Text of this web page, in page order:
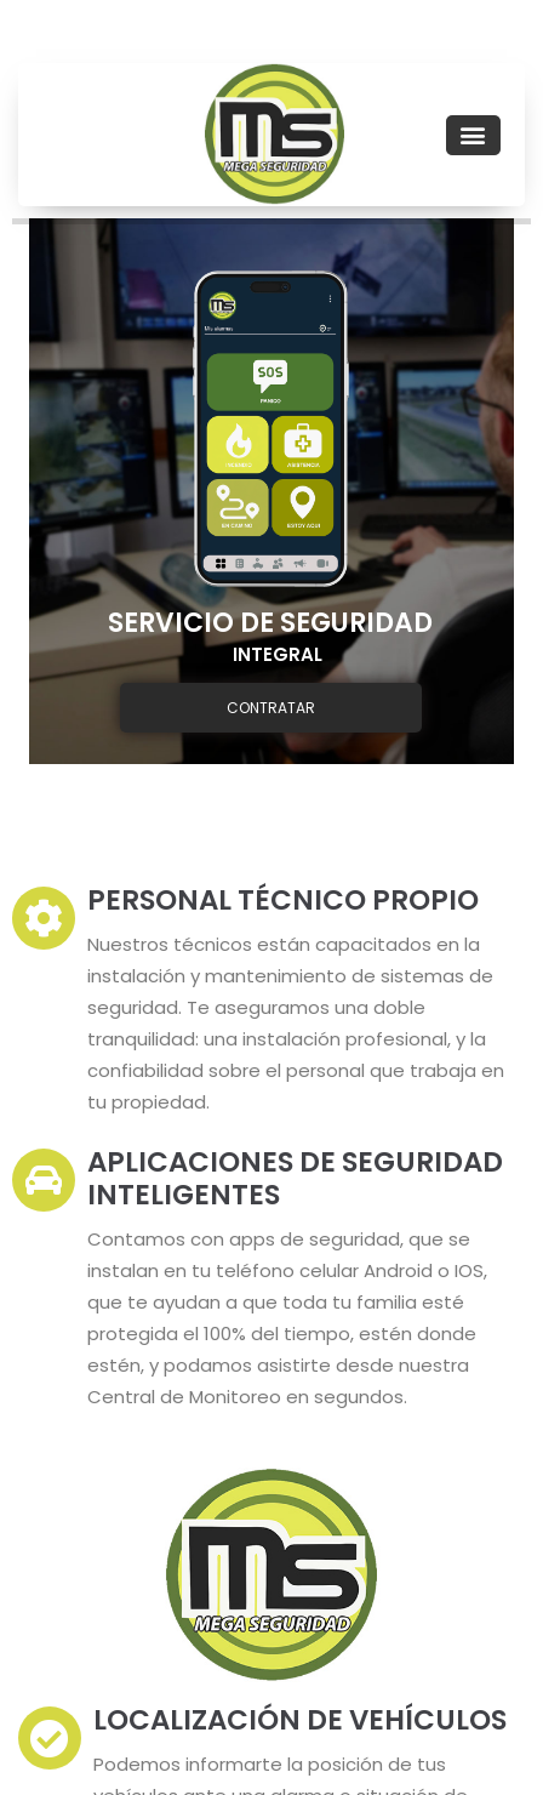
CONTRATAR
SERVICIO DE SEGURIDAD
INTEGRAL
PERSONAL TÉCNICO PROPIO
Nuestros técnicos están capacitados en la
instalación y mantenimiento de sistemas de
seguridad. Te aseguramos una doble
tranquilidad: una instalación profesional, y la
confiabilidad sobre el personal que trabaja en
tu propiedad.
APLICACIONES DE SEGURIDAD
INTELIGENTES
Contamos con apps de seguridad, que se
instalan en tu teléfono celular Android o IOS,
que te ayudan a que toda tu familia esté
protegida el 100% del tiempo, estén donde
estén, y podamos asistirte desde nuestra
Central de Monitoreo en segundos.
LOCALIZACIÓN DE VEHÍCULOS
Podemos informarte la posición de tus